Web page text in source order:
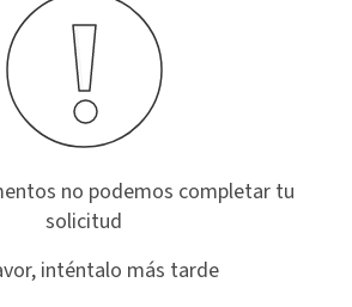
no podemos completar tu
solicitud
inténtalo más tarde